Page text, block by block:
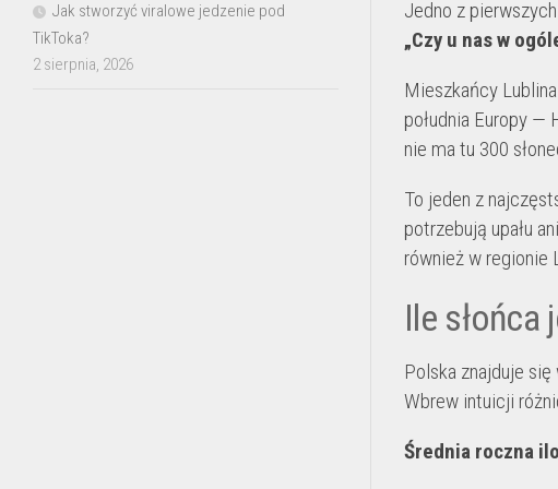
Jedno z
„Czy u nas w
Mieszkańcy
południa Europy —
nie ma tu 300
To jeden z
potrzebują upału
również w regionie
Ile słońca
Polska znajduje
Wbrew intuicji
Średnia roczna
Jak stworzyć viralowe jedzenie pod
TikToka?
2 sierpnia, 2026